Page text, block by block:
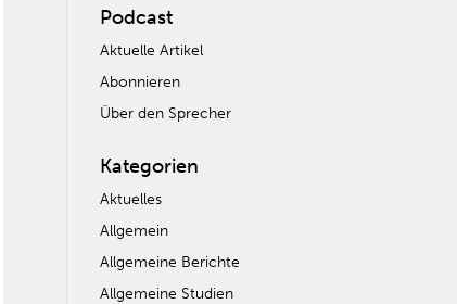
Podcast
Aktuelle Artikel
Abonnieren
Über den Sprecher
Kategorien
Aktuelles
Allgemein
Allgemeine Berichte
Allgemeine Studien